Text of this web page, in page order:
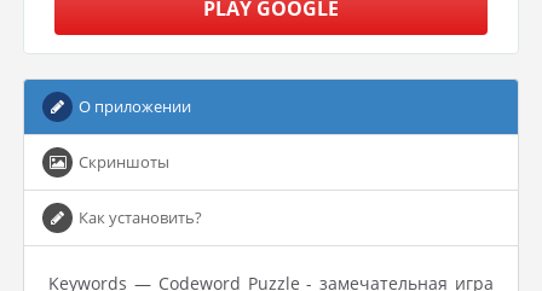
PLAY GOOGLE
О приложении
Скриншоты
Как установить?
Keywords — Codeword Puzzle - замечательная игра